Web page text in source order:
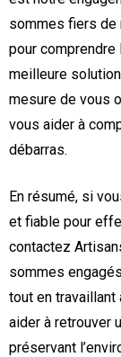
sommes fiers de
pour
meilleure
mesure de vous
vous aider à
débarras.
En résumé, si
et fiable pour
contactez
sommes
tout en
aider à retrouver
préservant